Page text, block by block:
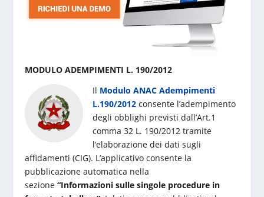
MODULO ADEMPIMENTI L. 190/2012
Il Modulo ANAC Adempimenti
L.190/2012 consente l’adempimento
degli obblighi previsti dall’Art.1
comma 32 L. 190/2012 tramite
l’elaborazione dei dati sugli
affidamenti (CIG). L’applicativo consente la
pubblicazione automatica nella
sezione“Informazioni sulle singole procedure in